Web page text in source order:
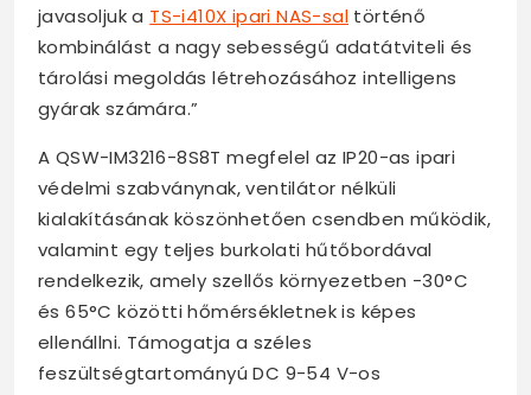
javasoljuk a TS-i410X ipari NAS-sal történő
kombinálást a nagy sebességű adatátviteli és
tárolási megoldás létrehozásához intelligens
gyárak számára.”
A QSW-IM3216-8S8T megfelel az IP20-as ipari
védelmi szabványnak, ventilátor nélküli
kialakításának köszönhetően csendben működik,
valamint egy teljes burkolati hűtőbordával
rendelkezik, amely szellős környezetben -30°C
és 65°C közötti hőmérsékletnek is képes
ellenállni. Támogatja a széles
feszültségtartományú DC 9-54 V-os